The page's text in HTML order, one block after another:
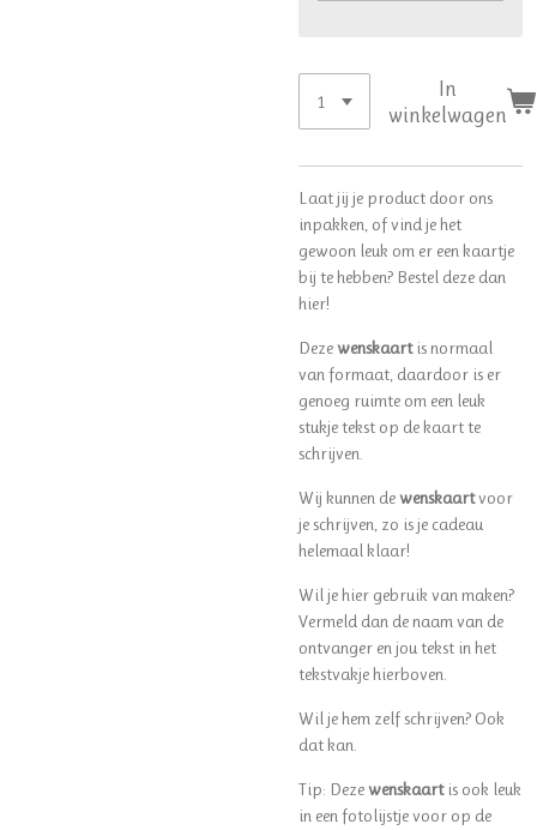
In
winkelwagen
Laat jij je product door ons
inpakken, of vind je het
gewoon leuk om er een kaartje
bij te hebben? Bestel deze dan
hier!
Dezewenskaartis normaal
van formaat, daardoor is er
genoeg ruimte om een leuk
stukje tekst op de kaart te
schrijven.
Wij kunnen dewenskaartvoor
je schrijven, zo is je cadeau
helemaal klaar!
Wil je hier gebruik van maken?
Vermeld dan de naam van de
ontvanger en jou tekst in het
tekstvakje hierboven.
Wil je hem zelf schrijven? Ook
dat kan.
Tip: Dezewenskaart is ook leuk
in een fotolijstje voor op de